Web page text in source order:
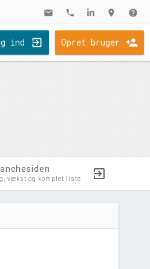
mail phone location_on help
ind Opret bruger
vækst og komplet liste